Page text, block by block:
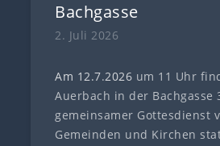
Bachgasse
2. Juli 2026
Am 12.7.2026 um 11 Uhr
Auerbach in der Bachgasse
gemeinsamer Gottesdienst
Gemeinden und Kirchen